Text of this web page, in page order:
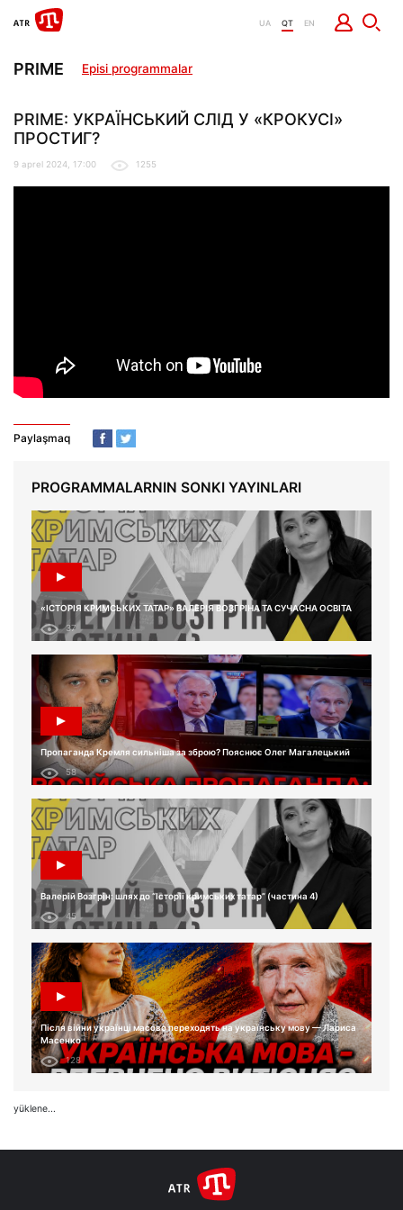
UA QT EN
PRIME Episi programmalar
PRIME: УКРАЇНСЬКИЙ СЛІД У «КРОКУСІ»
ПРОСТИГ?
9 aprel 2024, 17:00 1255
Paylaşmaq
PROGRAMMALARNIN SONKI YAYINLARI
«ІСТОРІЯ КРИМСЬКИХ ТАТАР» ВАЛЕРІЯ ВОЗГРІНА ТА СУЧАСНА ОСВІТА
37
Пропаганда Кремля сильніша за зброю? Пояснює Олег Магалецький
58
Валерій Возгрін: шлях до “Історії кримських татар” (частина 4)
45
Після війни українці масово переходять на українську мову — Лариса
Масенко
128
yüklene...